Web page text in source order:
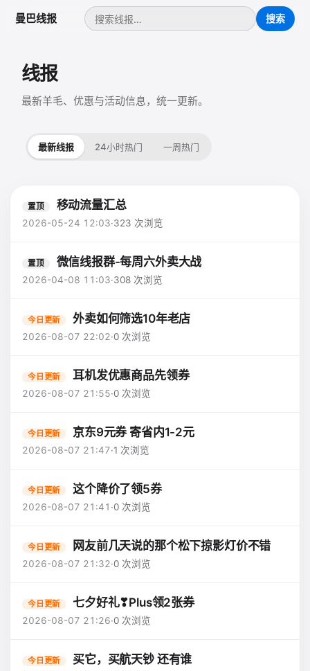
曼巴线报
线报
最新羊毛、优惠与活动信息，统一更新。
最新线报 24小时热门 一周热门
置顶 移动流量汇总
2026-05-24 12:03·323 次浏览
置顶 微信线报群-每周六外卖大战
2026-04-08 11:03·308 次浏览
今日更新 外卖如何筛选10年老店
2026-08-07 22:02·0 次浏览
今日更新 耳机发优惠商品先领券
2026-08-07 21:55·0 次浏览
今日更新 京东9元券 寄省内1-2元
2026-08-07 21:47·1 次浏览
今日更新 这个降价了领5券
2026-08-07 21:41 ·0 次浏览
今日更新 网友前几天说的那个松下掠影灯价不错
2026-08-07 21:32·0 次浏览
今日更新 七夕好礼❣Plus领2张券
2026-08-07 21:26·0 次浏览
今日更新 买它，买航天钞 还有谁